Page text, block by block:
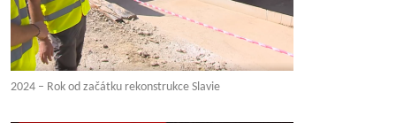
2024 – Rok od začátku rekonstrukce Slavie